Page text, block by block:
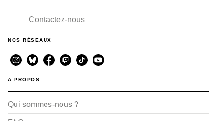
Contactez-nous
NOS RÉSEAUX
A PROPOS
Qui sommes-nous ?